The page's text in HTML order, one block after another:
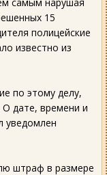
15
полицейские
известно из
по этому делу,
О дате, времени и
уведомлен
штраф в размере